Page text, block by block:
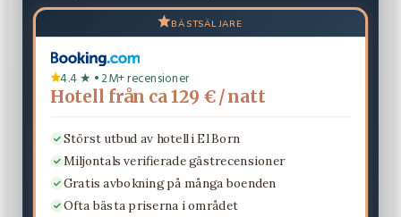
BÄSTSÄLJARE
4.4 ★ • 2M+ recensioner
Hotell från ca 129 € / natt
Störst utbud av hotell i El Born
Miljontals verifierade gästrecensioner
Gratis avbokning på många boenden
Ofta bästa priserna i området